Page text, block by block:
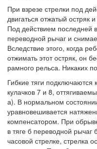
При взрезе стрелки под
двигаться отжатый остряк
Под действием последней
переводной рычаг и
Вследствие этого, когда
отжимать этот остряк, он
рамного рельса. Никаких
Гибкие тяги
кулачков 7 и 8,
а). В нормальном
уравновешивается
компенсатором. При
в тяге б переводной рычаг
часовой стрелке, стрелка